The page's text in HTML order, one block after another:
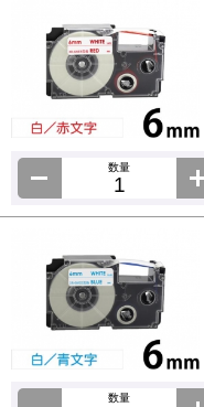
数量
数量